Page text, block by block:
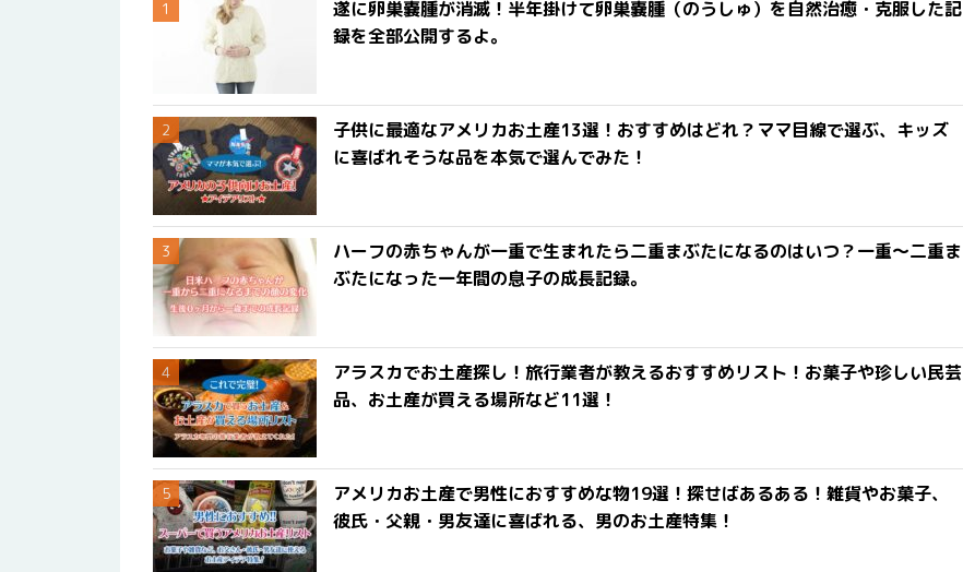
遂に卵巣嚢腫が消滅！半年掛けて卵巣嚢腫（のうしゅ）を自然治癒・克服した記
録を全部公開するよ。
子供に最適なアメリカお土産13選！おすすめはどれ？ママ目線で選ぶ、キッズ
に喜ばれそうな品を本気で選んでみた！
ハーフの赤ちゃんが一重で生まれたら二重まぶたになるのはいつ？一重〜二重ま
ぶたになった一年間の息子の成長記録。
アラスカでお土産探し！旅行業者が教えるおすすめリスト！お菓子や珍しい民芸
品、お土産が買える場所など11選！
アメリカお土産で男性におすすめな物19選！探せばあるある！雑貨やお菓子、
彼氏・父親・男友達に喜ばれる、男のお土産特集！